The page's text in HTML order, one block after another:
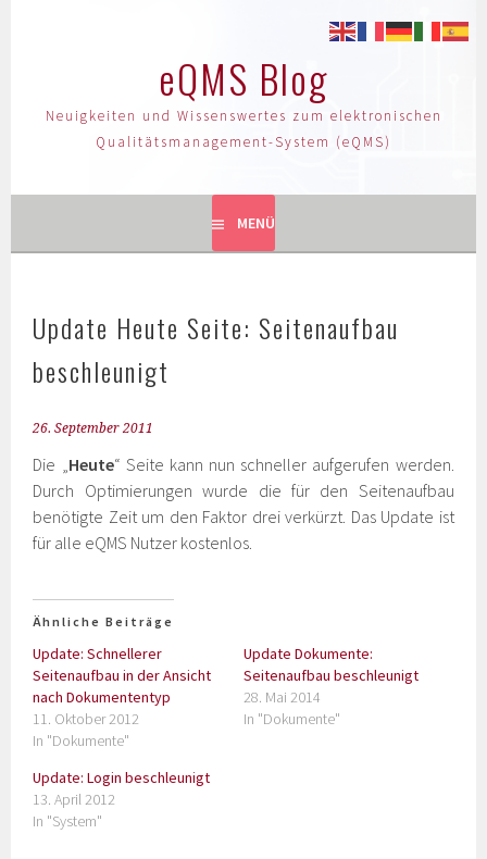
eQMS Blog
Neuigkeiten und Wissenswertes zum elektronischen
Qualitätsmanagement-System (eQMS)
MENÜ
Update Heute Seite: Seitenaufbau
beschleunigt
26. September 2011
Die „Heute“ Seite kann nun schneller aufgerufen werden.
Durch Optimierungen wurde die für den Seitenaufbau
benötigte Zeit um den Faktor drei verkürzt. Das Update ist
für alle eQMS Nutzer kostenlos.
Ähnliche Beiträge
Update: Schnellerer
Seitenaufbau in der Ansicht
nach Dokumententyp
11. Oktober 2012
In "Dokumente"
Update Dokumente:
Seitenaufbau beschleunigt
28. Mai 2014
In "Dokumente"
Update: Login beschleunigt
13. April 2012
In "System"